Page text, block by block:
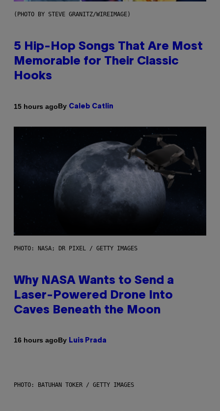
(PHOTO BY STEVE GRANITZ/WIREIMAGE)
5 Hip-Hop Songs That Are Most
Memorable for Their Classic
Hooks
15 hours agoBy Caleb Catlin
PHOTO: NASA; DR PIXEL / GETTY IMAGES
Why NASA Wants to Send a
Laser-Powered Drone Into
Caves Beneath the Moon
16 hours agoBy Luis Prada
PHOTO: BATUHAN TOKER / GETTY IMAGES